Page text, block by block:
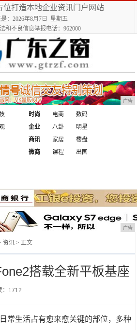
位打造本地企业资讯门户网站
：2026年8月7日 星期五
和不良信息举报电话：962000
广告
时尚 电商
数码
企业
八卦
明星
商讯 家居
楼盘
微商
课程
出国
广告
资讯 > 正文
搭载全新平板基座
：1712
常生活占有愈来愈关键的部位，多种